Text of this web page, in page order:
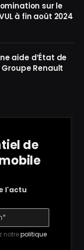
sur le
à fin août 2024
aide d’État de
Groupe Renault
de
l'actu
notrepolitique